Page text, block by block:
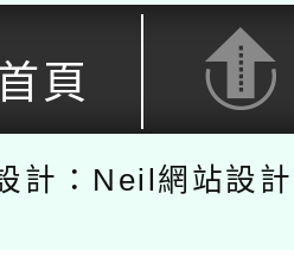
頁
計：Neil網站設